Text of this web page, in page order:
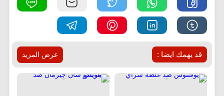
عرض المزيد قد يهمك ايضا :